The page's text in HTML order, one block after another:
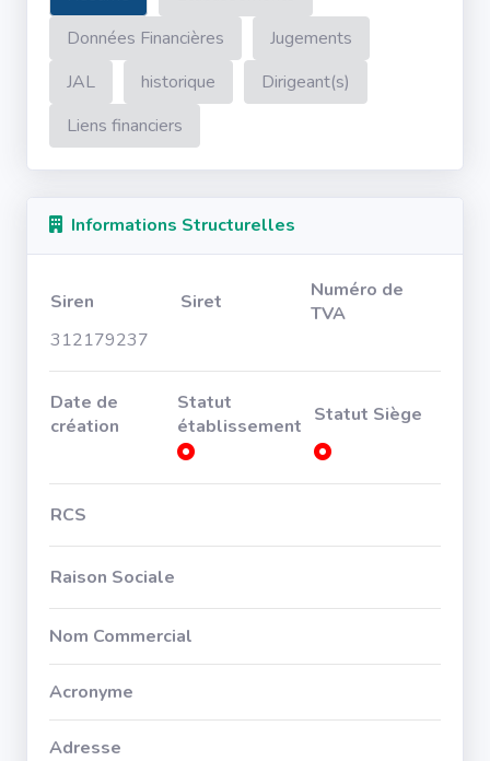
Données Financières
Jugements
JAL
historique
Dirigeant(s)
Liens financiers
Informations Structurelles
Siren Siret
Numéro de
TVA
312179237
Date de
création
Statut
établissement Statut Siège
RCS
Raison Sociale
Nom Commercial
Acronyme
Adresse